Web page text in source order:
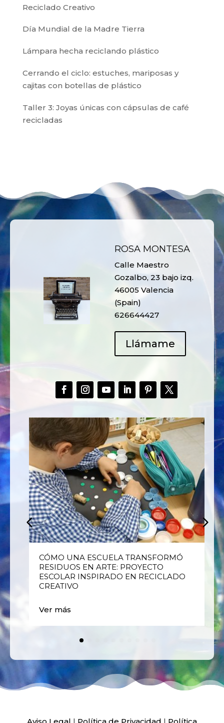
Reciclado Creativo
Día Mundial de la Madre Tierra
Lámpara hecha reciclando plástico
Cerrando el ciclo: estuches, mariposas y
cajitas con botellas de plástico
Taller 3: Joyas únicas con cápsulas de café
recicladas
ROSA MONTESA
Calle Maestro
Gozalbo, 23 bajo izq.
46005 Valencia
(Spain)
626644427
Llámame
CÓMO UNA ESCUELA TRANSFORMÓ
RESIDUOS EN ARTE: PROYECTO
ESCOLAR INSPIRADO EN RECICLADO
CREATIVO
Ver más